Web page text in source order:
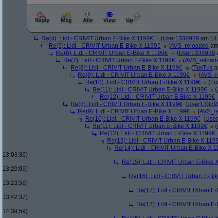
Re(4): Lidl - CRIVIT Urban E-Bike X 1199€ (User1338938 am
Re(5): Lidl - CRIVIT Urban E-Bike X 1199€
(AVS_reloaded
Re(6): Lidl - CRIVIT Urban E-Bike X 1199€
(User1338938
Re(7): Lidl - CRIVIT Urban E-Bike X 1199€
(
Re(8): Lidl - CRIVIT Urban E-Bike X 1199€
(TuxTux
Re(9): Lidl - CRIVIT Urban E-Bike X 1199€
(
Re(10): Lidl - CRIVIT Urban E-Bike X 1199€
(
Re(11): Lidl - CRIVIT Urban E-Bike X 1199€
(
Re(12): Lidl - CRIVIT Urban E-Bike X 1199€
Re(8): Lidl - CRIVIT Urban E-Bike X 1199€ (
Re(9): Lidl - CRIVIT Urban E-Bike X 1199€
(
Re(10): Lidl - CRIVIT Urban E-Bike X 1199€ (
Re(11): Lidl - CRIVIT Urban E-Bike X 1199€
(
Re(12): Lidl - CRIVIT Urban E-Bike X 1199€
Re(13): Lidl - CRIVIT Urban E-Bike X
Re(14): Lidl - CRIVIT Urban E-Bike X
13:03:36)
Re(15): Lidl - CRIVIT Urban E-Bike
13:20:05)
Re(16): Lidl - CRIVIT Urban E-
13:23:56)
Re(17): Lidl - CRIVIT Urban
13:42:37)
Re(17): Lidl - CRIVIT Urban
14:39:59)